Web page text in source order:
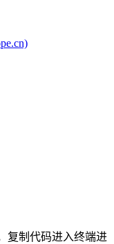
复制代码进入终端进